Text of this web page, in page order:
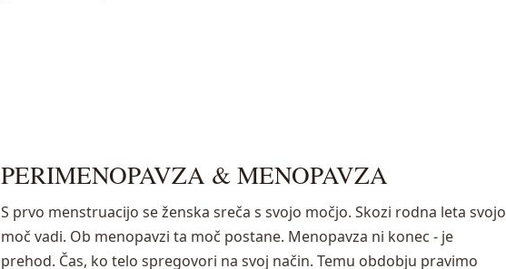
PERIMENOPAVZA & MENOPAVZA
S prvo menstruacijo se ženska sreča s svojo močjo. Skozi rodna leta svojo
moč vadi. Ob menopavzi ta moč postane. Menopavza ni konec - je
prehod. Čas, ko telo spregovori na svoj način. Temu obdobju pravimo